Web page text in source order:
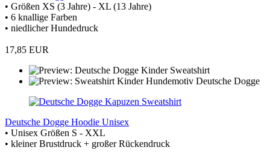
• Größen XS (3 Jahre) - XL (13 Jahre)
• 6 knallige Farben
• niedlicher Hundedruck
17,85 EUR
Deutsche Dogge Hoodie Unisex
• Unisex Größen S - XXL
• kleiner Brustdruck + großer Rückendruck